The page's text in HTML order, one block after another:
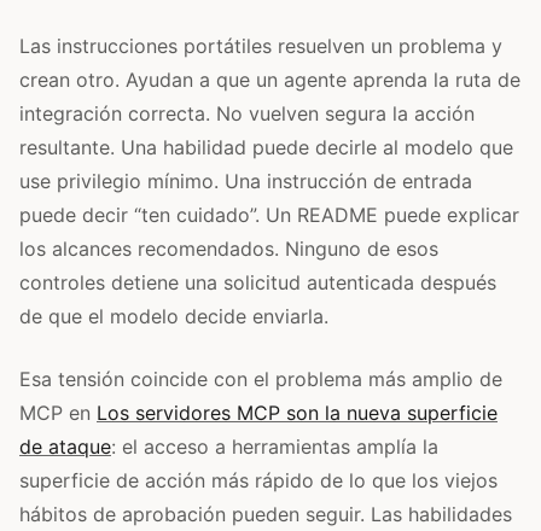
Las instrucciones portátiles resuelven un problema y
crean otro. Ayudan a que un agente aprenda la ruta de
integración correcta. No vuelven segura la acción
resultante. Una habilidad puede decirle al modelo que
use privilegio mínimo. Una instrucción de entrada
puede decir “ten cuidado”. Un README puede explicar
los alcances recomendados. Ninguno de esos
controles detiene una solicitud autenticada después
de que el modelo decide enviarla.
Esa tensión coincide con el problema más amplio de
MCP en Los servidores MCP son la nueva superficie
de ataque: el acceso a herramientas amplía la
superficie de acción más rápido de lo que los viejos
hábitos de aprobación pueden seguir. Las habilidades